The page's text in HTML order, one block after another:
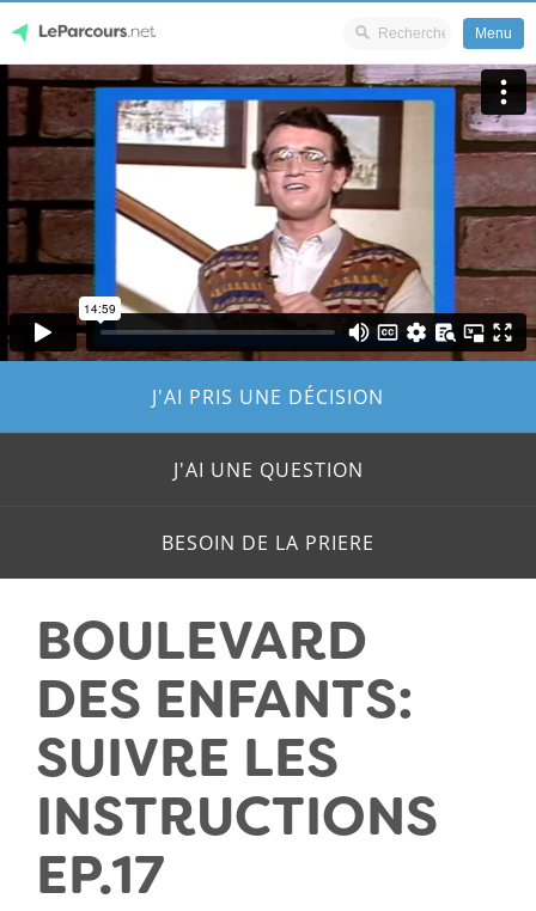
Skip
to
content
LeParcours.net
Menu
J'AI PRIS UNE DÉCISION
J'AI UNE QUESTION
BESOIN DE LA PRIERE
BOULEVARD
DES ENFANTS:
SUIVRE LES
INSTRUCTIONS
EP.17